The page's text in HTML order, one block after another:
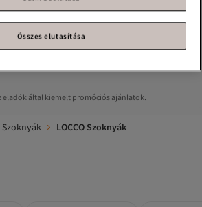
eladók által kiemelt promóciós ajánlatok.
Szoknyák LOCCO Szoknyák
Összes elutasítása